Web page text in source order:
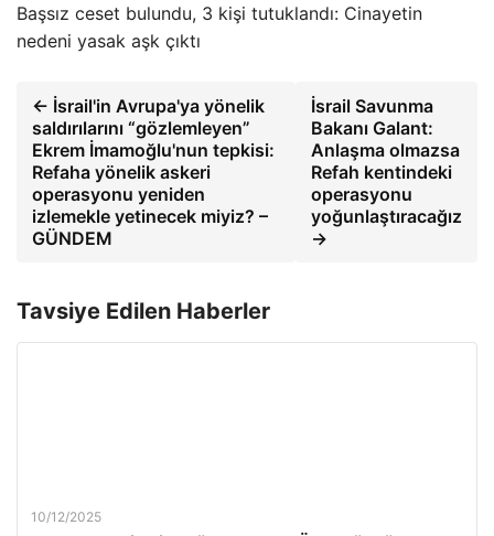
Başsız ceset bulundu, 3 kişi tutuklandı: Cinayetin
nedeni yasak aşk çıktı
← İsrail'in Avrupa'ya yönelik
saldırılarını “gözlemleyen”
Ekrem İmamoğlu'nun tepkisi:
Refaha yönelik askeri
operasyonu yeniden
izlemekle yetinecek miyiz? –
GÜNDEM
İsrail Savunma
Bakanı Galant:
Anlaşma olmazsa
Refah kentindeki
operasyonu
yoğunlaştıracağız
→
Tavsiye Edilen Haberler
10/12/2025